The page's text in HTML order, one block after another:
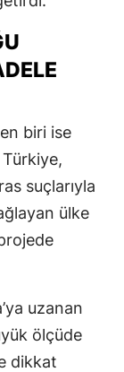
biri ise
suçlarıyla
ülke
uzanan
ölçüde
dikkat